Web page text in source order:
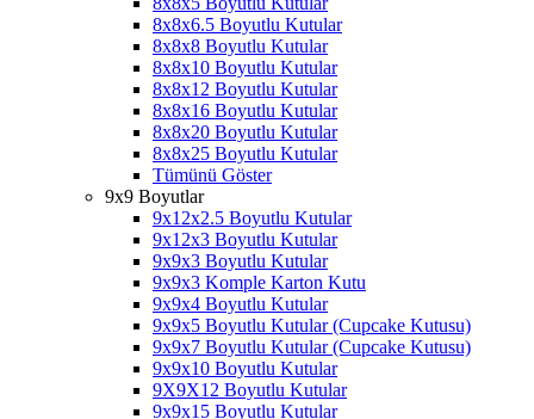
8x8x6.5 Boyutlu Kutular
8x8x8 Boyutlu Kutular
8x8x10 Boyutlu Kutular
8x8x12 Boyutlu Kutular
8x8x16 Boyutlu Kutular
8x8x20 Boyutlu Kutular
8x8x25 Boyutlu Kutular
Tümünü Göster
9x9 Boyutlar
9x12x2.5 Boyutlu Kutular
9x12x3 Boyutlu Kutular
9x9x3 Boyutlu Kutular
9x9x3 Komple Karton Kutu
9x9x4 Boyutlu Kutular
9x9x5 Boyutlu Kutular (Cupcake Kutusu)
9x9x7 Boyutlu Kutular (Cupcake Kutusu)
9x9x10 Boyutlu Kutular
9X9X12 Boyutlu Kutular
9x9x15 Boyutlu Kutular